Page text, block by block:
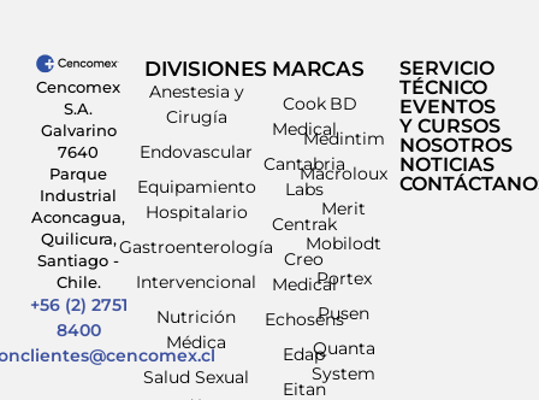
Cencomex
S.A.
Galvarino
7640
Parque
Industrial
Aconcagua,
Quilicura,
Santiago -
Chile.
+56 (2) 2751
8400
DIVISIONES
Anestesia y
Cirugía
Endovascular
Equipamiento
Hospitalario
Gastroenterología
Intervencional
Nutrición
Médica
Salud Sexual
MARCAS
Cook
Medical
Cantabria
Labs
Centrak
Creo
Medical
Echosens
Edap
Eitan
BD
Medintim
Macroloux
Merit
Mobilodt
Portex
Pusen
Quanta
System
SERVICIO
TÉCNICO
EVENTOS
Y CURSOS
NOSOTROS
NOTICIAS